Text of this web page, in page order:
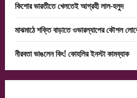
কিশোর ভারতীতে খেলতেই আগ্রহী লাল-হলুদ
মাঝমাঠে শক্তি বাড়াতে ওভারল্যাপের কৌশল
নীরবতা ভাঙলেন কিং! কোহলির ইনস্টা কামব্যাক